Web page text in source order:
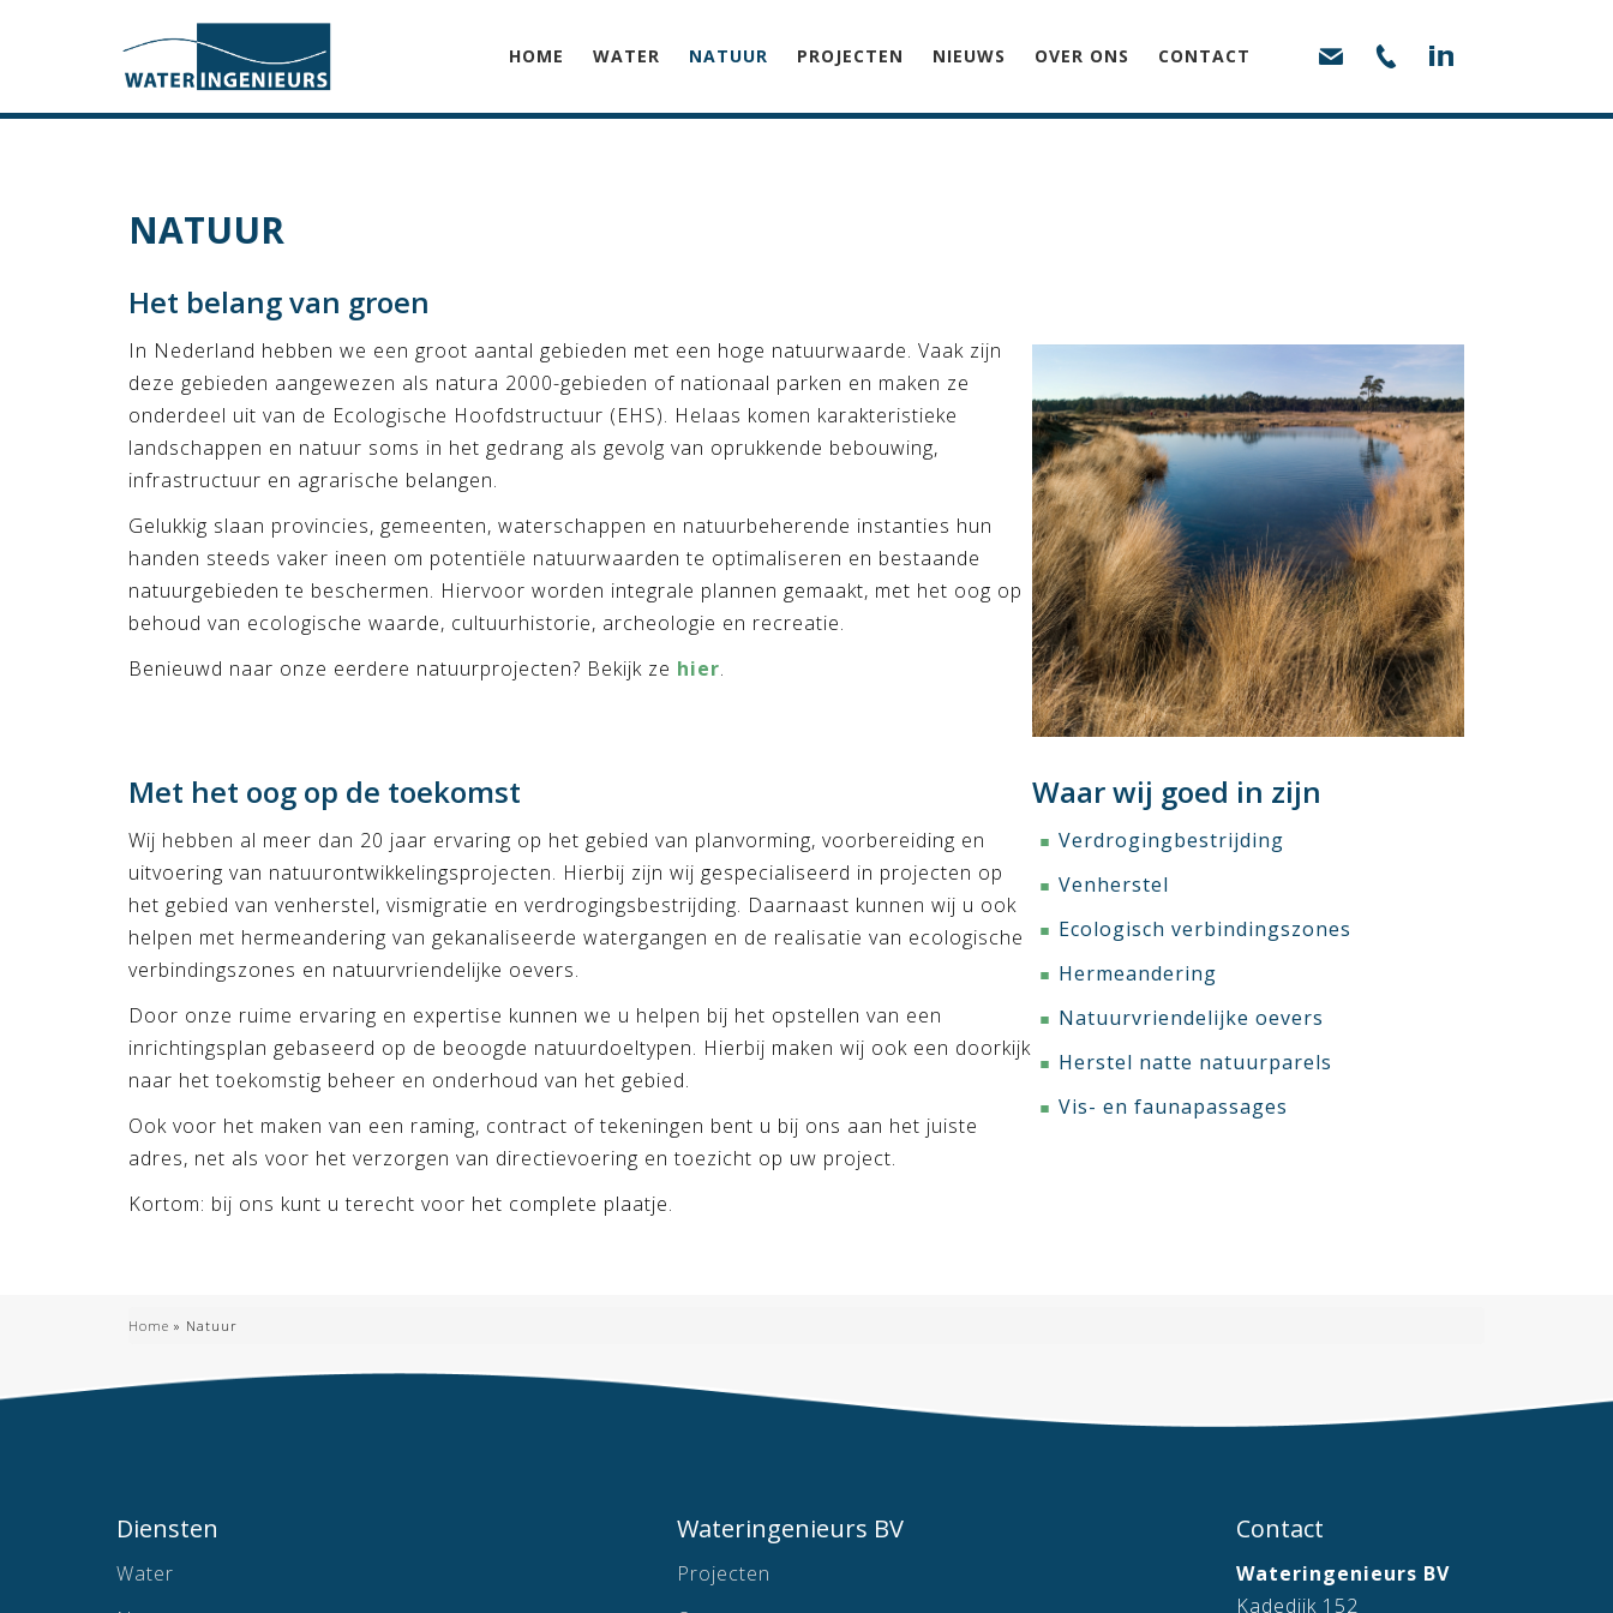
HOME WATER NATUUR PROJECTEN NIEUWS OVER ONS CONTACT
NATUUR
Het belang van groen
In Nederland hebben we een groot aantal gebieden met een hoge natuurwaarde. Vaak zijn
deze gebieden aangewezen als natura 2000-gebieden of nationaal parken en maken ze
onderdeel uit van de Ecologische Hoofdstructuur (EHS). Helaas komen karakteristieke
landschappen en natuur soms in het gedrang als gevolg van oprukkende bebouwing,
infrastructuur en agrarische belangen.
Gelukkig slaan provincies, gemeenten, waterschappen en natuurbeherende instanties hun
handen steeds vaker ineen om potentiële natuurwaarden te optimaliseren en bestaande
natuurgebieden te beschermen. Hiervoor worden integrale plannen gemaakt, met het oog op
behoud van ecologische waarde, cultuurhistorie, archeologie en recreatie.
Benieuwd naar onze eerdere natuurprojecten? Bekijk ze hier.
Met het oog op de toekomst
Wij hebben al meer dan 20 jaar ervaring op het gebied van planvorming, voorbereiding en
uitvoering van natuurontwikkelingsprojecten. Hierbij zijn wij gespecialiseerd in projecten op
het gebied van venherstel, vismigratie en verdrogingsbestrijding. Daarnaast kunnen wij u ook
helpen met hermeandering van gekanaliseerde watergangen en de realisatie van ecologische
verbindingszones en natuurvriendelijke oevers.
Door onze ruime ervaring en expertise kunnen we u helpen bij het opstellen van een
inrichtingsplan gebaseerd op de beoogde natuurdoeltypen. Hierbij maken wij ook een doorkijk
naar het toekomstig beheer en onderhoud van het gebied.
Ook voor het maken van een raming, contract of tekeningen bent u bij ons aan het juiste
adres, net als voor het verzorgen van directievoering en toezicht op uw project.
Kortom: bij ons kunt u terecht voor het complete plaatje.
Waar wij goed in zijn
Verdrogingbestrijding
Venherstel
Ecologisch verbindingszones
Hermeandering
Natuurvriendelijke oevers
Herstel natte natuurparels
Vis- en faunapassages
Home » Natuur
Diensten
Water
Wateringenieurs BV
Projecten
Contact
Wateringenieurs BV
Kadedijk 152